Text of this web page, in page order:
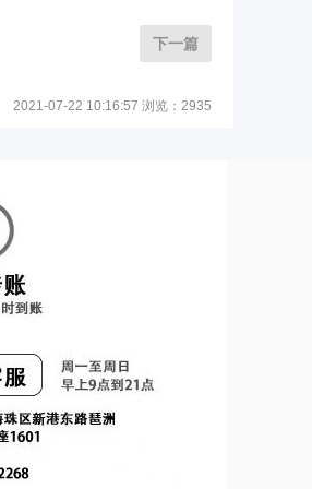
下一篇
2021-07-22 10:16:57 浏览：2935